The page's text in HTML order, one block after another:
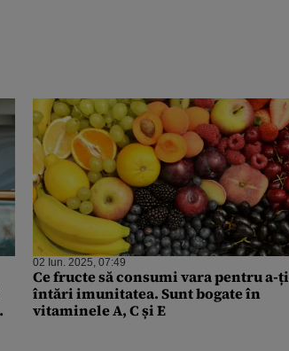
02 Iun. 2025, 07:49
Ce fructe să consumi vara pentru a-ți
întări imunitatea. Sunt bogate în
vitaminele A, C și E